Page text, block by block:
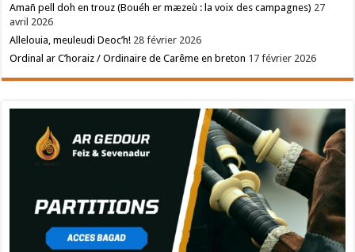
Amañ pell doh en trouz (Bouéh er mæzeù : la voix des campagnes) 27
avril 2026
Allelouia, meuleudi Deoc’h! 28 février 2026
Ordinal ar C’horaiz / Ordinaire de Carême en breton 17 février 2026